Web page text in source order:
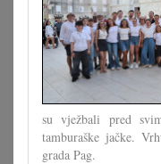
su vježbali pred
tamburaške jačke.
grada Pag.